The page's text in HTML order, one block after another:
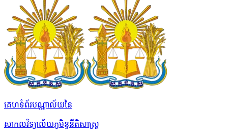
គេហទំព័របណ្ណាល័យនៃ
សាកលវិទ្យាល័យភូមិន្ទនីតិសាស្ត្រ